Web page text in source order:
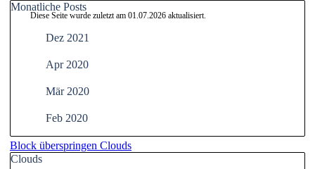
Monatliche Posts
Dez 2021
Apr 2020
Mär 2020
Feb 2020
Block überspringen Clouds
Clouds
Diese Seite wurde zuletzt am 01.07.2026 aktualisiert.